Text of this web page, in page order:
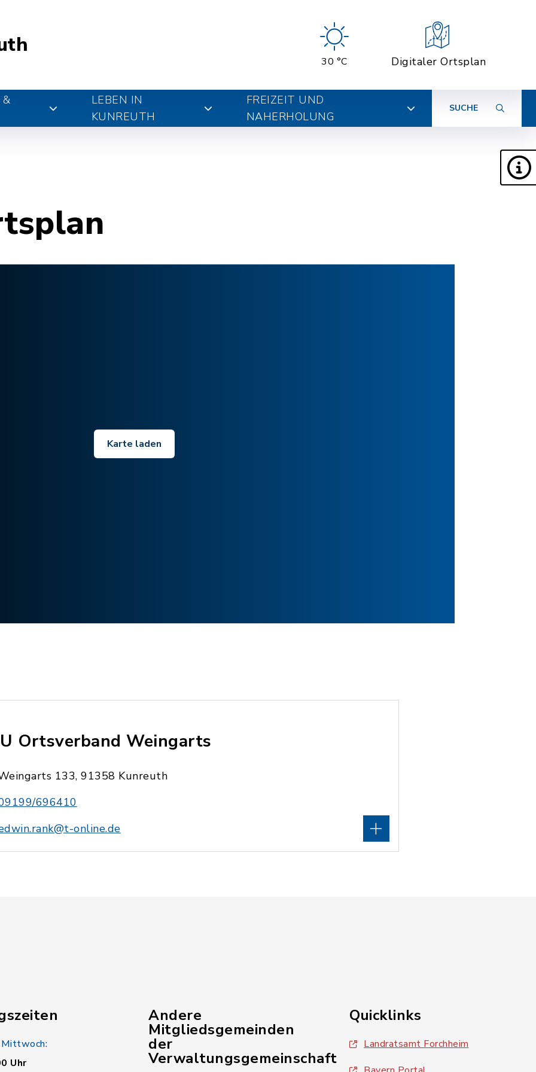
30 °C Digitaler Ortsplan
&
LEBEN IN
KUNREUTH
FREIZEIT UND
NAHERHOLUNG
SUCHE
Karte laden
Ortsverband Weingarts
133, 91358 Kunreuth
696410
online.de
Uhr
Andere
Mitgliedsgemeinden
der
Verwaltungsgemeinschaft
Quicklinks
Landratsamt Forchheim